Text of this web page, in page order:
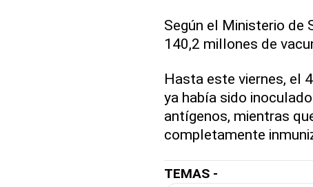
Según el Ministerio de
140,2 millones de
Hasta este viernes, el
ya había sido
antígenos, mientras
completamente
TEMAS -